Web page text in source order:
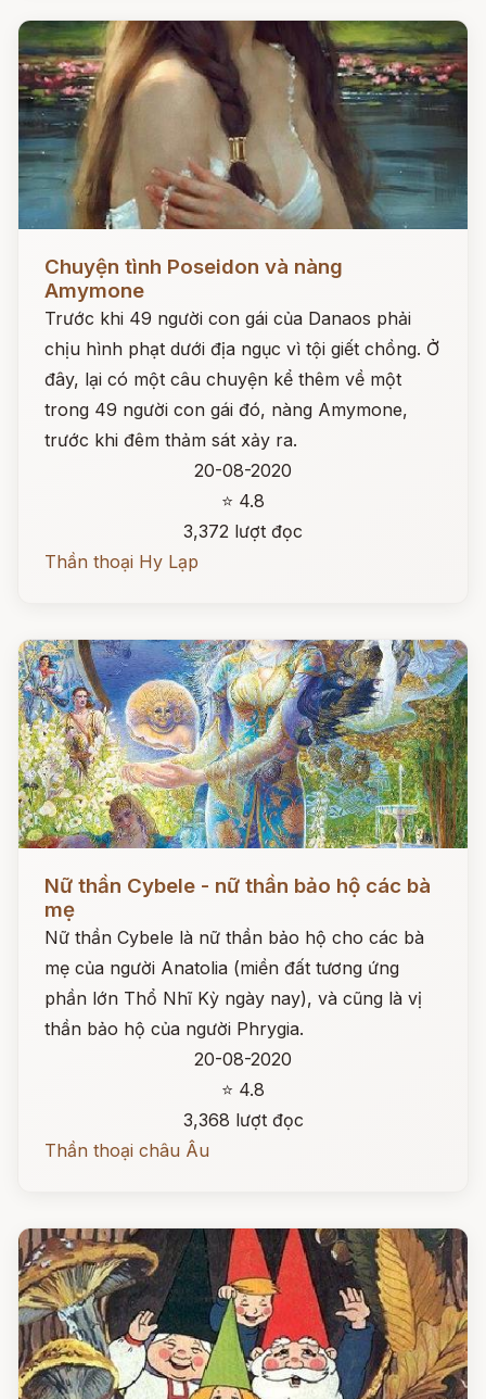
Chuyện tình Poseidon và nàng
Amymone
Trước khi 49 người con gái của Danaos phải
chịu hình phạt dưới địa ngục vì tội giết chồng. Ở
đây, lại có một câu chuyện kể thêm về một
trong 49 người con gái đó, nàng Amymone,
trước khi đêm thảm sát xảy ra.
20-08-2020
⭐ 4.8
3,372 lượt đọc
Thần thoại Hy Lạp
Nữ thần Cybele - nữ thần bảo hộ các bà
mẹ
Nữ thần Cybele là nữ thần bảo hộ cho các bà
mẹ của người Anatolia (miền đất tương ứng
phần lớn Thổ Nhĩ Kỳ ngày nay), và cũng là vị
thần bảo hộ của người Phrygia.
20-08-2020
⭐ 4.8
3,368 lượt đọc
Thần thoại châu Âu